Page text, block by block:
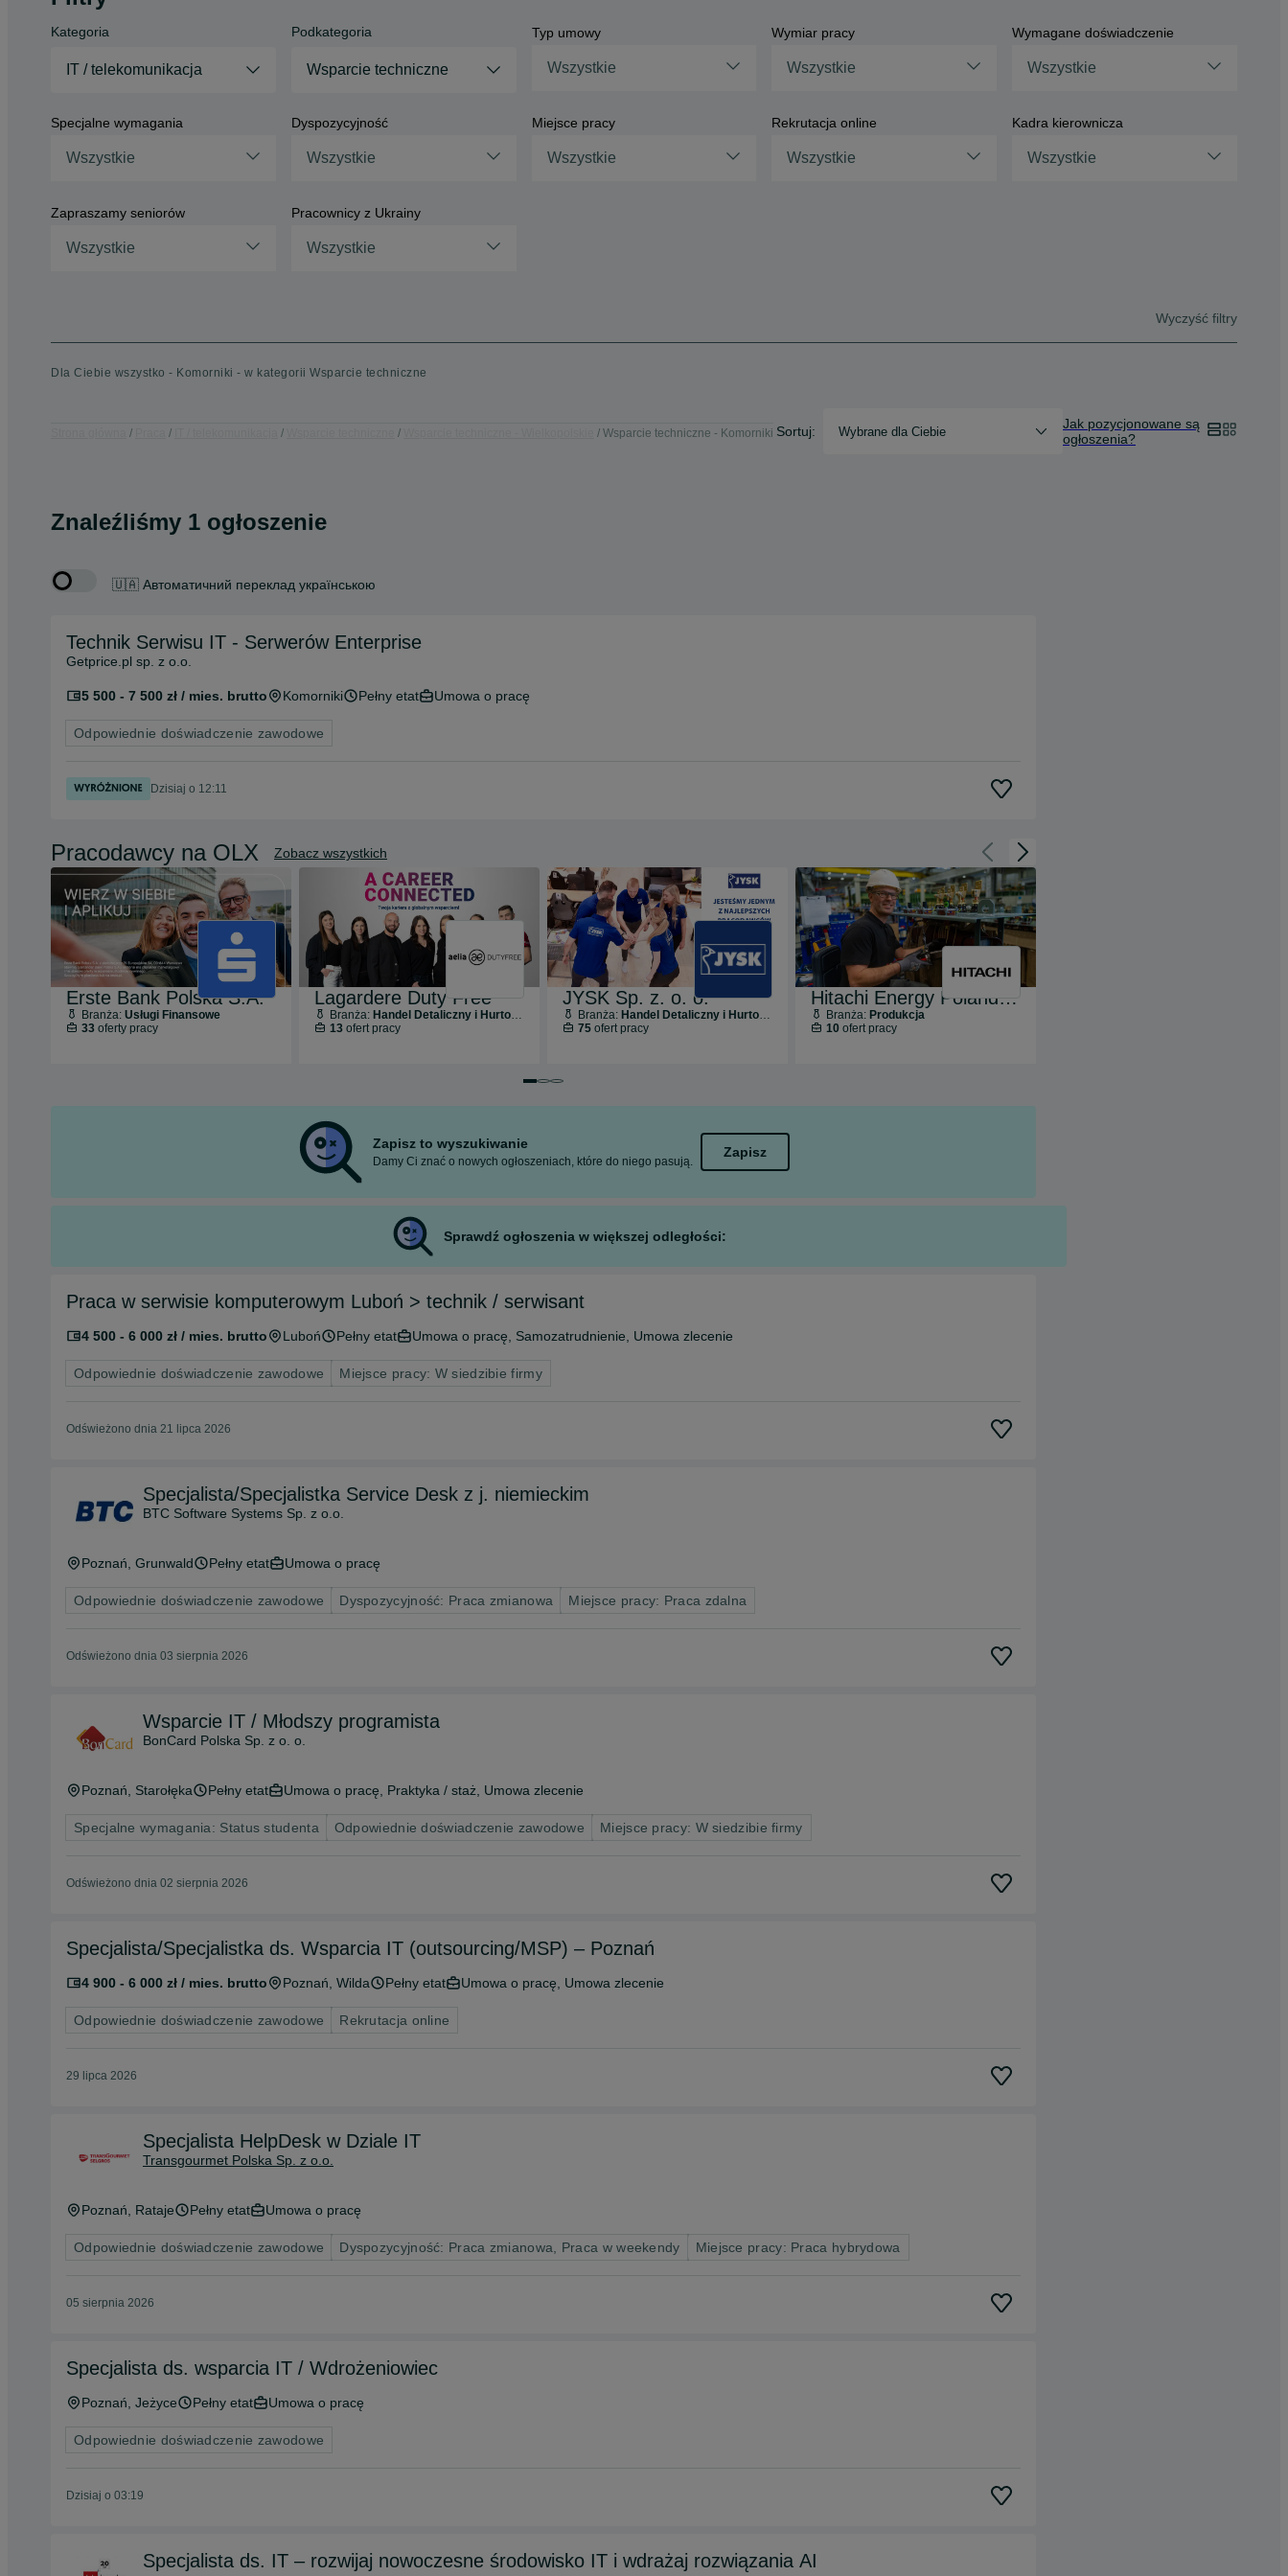
Kategoria
IT / telekomunikacja
Podkategoria
Wsparcie techniczne
Typ umowy
Wszystkie
Wymiar pracy
Wszystkie
Wymagane doświadczenie
Wszystkie
Specjalne wymagania
Wszystkie
Dyspozycyjność
Wszystkie
Miejsce pracy
Wszystkie
Rekrutacja online
Wszystkie
Kadra kierownicza
Wszystkie
Zapraszamy seniorów
Wszystkie
Pracownicy z Ukrainy
Wszystkie
Wyczyść filtry
Dla Ciebie wszystko - Komorniki - w kategorii Wsparcie techniczne
Wsparcie techniczne - Komorniki Sortuj: Wybrane dla Ciebie
Jak pozycjonowane są
ogłoszenia?
Znaleźliśmy 1 ogłoszenie
🇺🇦 Автоматичний переклад українською
Technik Serwisu IT - Serwerów Enterprise
Getprice.pl sp. z o.o.
5 500 - 7 500 zł / mies. brutto Komorniki Pełny etat Umowa o pracę
Odpowiednie doświadczenie zawodowe
Dzisiaj o 12:11
Pracodawcy na OLX Zobacz wszystkich Cofnij do slajdu 1 z 3
Przejdź do slajdu 2 z 3
Erste Bank Polska S.A.
Branża: Usługi Finansowe
33oferty pracy
Lagardere Duty Free
Branża: Handel Detaliczny i Hurtowy
13ofert pracy
JYSK Sp. z. o. o.
Branża: Handel Detaliczny i Hurtowy
75ofert pracy
Hitachi Energy Poland Sp. z o.o.
Branża: Produkcja
10 ofert pracy
Przejdź do slajdu 1 z 3
Przejdź do slajdu 2 z 3
Przejdź do slajdu 3 z 3
Zapisz to wyszukiwanie
Damy Ci znać o nowych ogłoszeniach, które do niego pasują.
Zapisz
Sprawdź ogłoszenia w większej odległości:
Praca w serwisie komputerowym Luboń > technik / serwisant
4 500 - 6 000 zł / mies. brutto Luboń Pełny etat Umowa o pracę, Samozatrudnienie, Umowa zlecenie
Odpowiednie doświadczenie zawodowe Miejsce pracy: W siedzibie firmy
Odświeżono dnia 21 lipca 2026
Specjalista/Specjalistka Service Desk z j. niemieckim
BTC Software Systems Sp. z o.o.
Poznań, Grunwald Pełny etat Umowa o pracę
Odpowiednie doświadczenie zawodowe Dyspozycyjność: Praca zmianowa Miejsce pracy: Praca zdalna
Odświeżono dnia 03 sierpnia 2026
Wsparcie IT / Młodszy programista
BonCard Polska Sp. z o. o.
Poznań, Starołęka Pełny etat Umowa o pracę, Praktyka / staż, Umowa zlecenie
Specjalne wymagania: Status studenta Odpowiednie doświadczenie zawodowe Miejsce pracy: W siedzibie firmy
Odświeżono dnia 02 sierpnia 2026
Specjalista/Specjalistka ds. Wsparcia IT (outsourcing/MSP) – Poznań
4 900 - 6 000 zł / mies. brutto Poznań, Wilda Pełny etat Umowa o pracę, Umowa zlecenie
Odpowiednie doświadczenie zawodowe Rekrutacja online
29 lipca 2026
Specjalista HelpDesk w Dziale IT
Transgourmet Polska Sp. z o.o.
Poznań, Rataje Pełny etat Umowa o pracę
Odpowiednie doświadczenie zawodowe Dyspozycyjność: Praca zmianowa, Praca w weekendy Miejsce pracy: Praca hybrydowa
05 sierpnia 2026
Specjalista ds. wsparcia IT / Wdrożeniowiec
Poznań, Jeżyce Pełny etat Umowa o pracę
Odpowiednie doświadczenie zawodowe
Dzisiaj o 03:19
Specjalista ds. IT – rozwijaj nowoczesne środowisko IT i wdrażaj rozwiązania AI